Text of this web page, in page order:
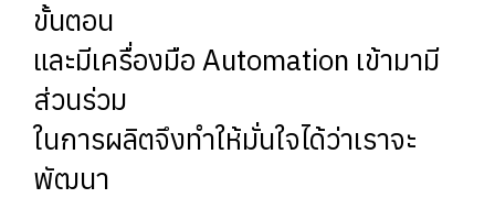
ขั้นตอน
และมีเครื่องมือ Automation เข้ามามี
ส่วนร่วม
ในการผลิตจึงทำให้มั่นใจได้ว่าเราจะ
พัฒนา